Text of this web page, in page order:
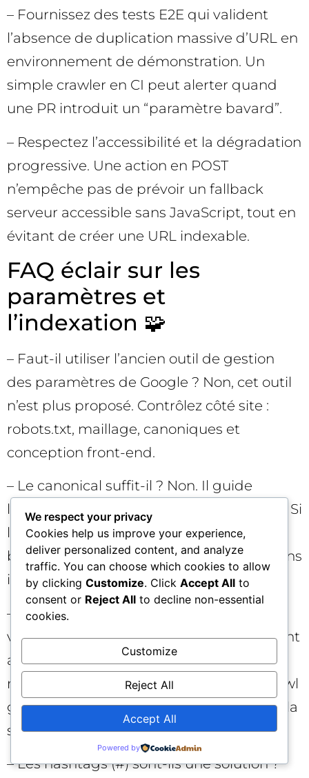
– Fournissez des tests E2E qui valident
l’absence de duplication massive d’URL en
environnement de démonstration. Un
simple crawler en CI peut alerter quand
une PR introduit un “paramètre bavard”.
– Respectez l’accessibilité et la dégradation
progressive. Une action en POST
n’empêche pas de prévoir un fallback
serveur accessible sans JavaScript, tout en
évitant de créer une URL indexable.
FAQ éclair sur les
paramètres et
l’indexation 🧩
– Faut-il utiliser l’ancien outil de gestion
des paramètres de Google ? Non, cet outil
n’est plus proposé. Contrôlez côté site :
robots.txt, maillage, canoniques et
conception front-end.
– Le canonical suffit-il ? Non. Il guide
l’indexation mais n’empêche pas le crawl. Si
le but est d’économiser du crawl budget,
bloquez au robots.txt et supprimez les liens
internes gênants.
– Puis-je tout rediriger en 301 vers la
version “propre” ? Les redirections peuvent
aider, mais un afflux de 301 depuis des
milliers d’URLs paramétrées reste du crawl
gaspillé. Privilégiez le blocage proactif et la
suppression des sources de liens.
– Les hashtags (#) sont-ils une solution ?
We respect your privacy
Cookies help us improve your experience,
deliver personalized content, and analyze
traffic. You can choose which cookies to allow
by clicking Customize. Click Accept All to
consent or Reject All to decline non-essential
cookies.
Customize
Reject All
Accept All
Powered by